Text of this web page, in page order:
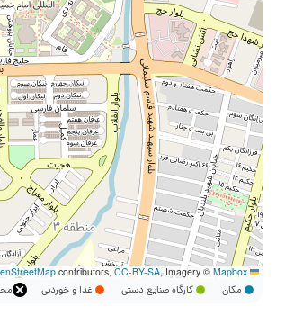
Leaflet
contributors, CC-BY-SA, Imagery © Mapbox
مکان کارگاه صنایع دستی غذا و خوردنی